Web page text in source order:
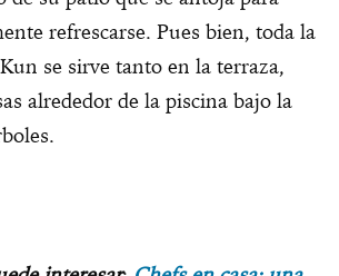
refrescarse. Pues bien, toda la
se sirve tanto en la terraza,
alrededor de la piscina bajo la